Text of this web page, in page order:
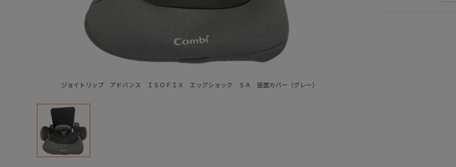
ジョイトリップ アドバンス ＩＳＯＦＩＸ エッグショック ＳＡ 座面カバー（グレー）